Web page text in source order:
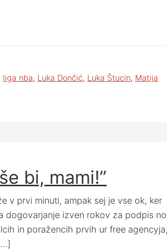
liga nba, Luka Dončić, Luka Štucin, Matija
bi, mami!”
v prvi minuti, ampak sej je vse ok, ker
dogovarjanje izven rokov za podpis
in poražencih prvih ur free agencyja,